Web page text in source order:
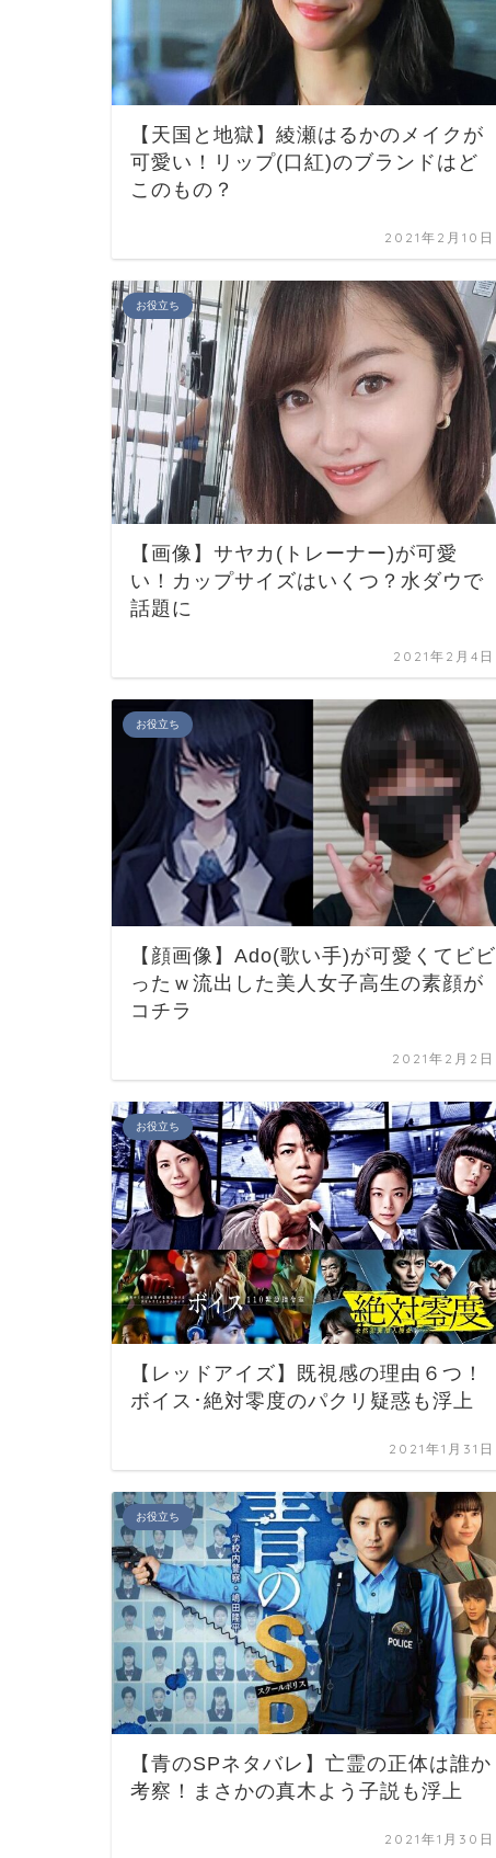
【天国と地獄】綾瀬はるかのメイクが
可愛い！リップ(口紅)のブランドはど
このもの？
2021年2月10日
お役立ち
【画像】サヤカ(トレーナー)が可愛
い！カップサイズはいくつ？水ダウで
話題に
2021年2月4日
お役立ち
【顔画像】Ado(歌い手)が可愛くてビビ
ったｗ流出した美人女子高生の素顔が
コチラ
2021年2月2日
お役立ち
【レッドアイズ】既視感の理由６つ！
ボイス･絶対零度のパクリ疑惑も浮上
2021年1月31日
お役立ち
【青のSPネタバレ】亡霊の正体は誰か
考察！まさかの真木よう子説も浮上
2021年1月30日